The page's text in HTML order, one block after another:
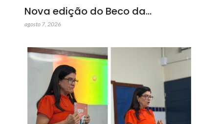
Nova edição do Beco da…
agosto 7, 2026